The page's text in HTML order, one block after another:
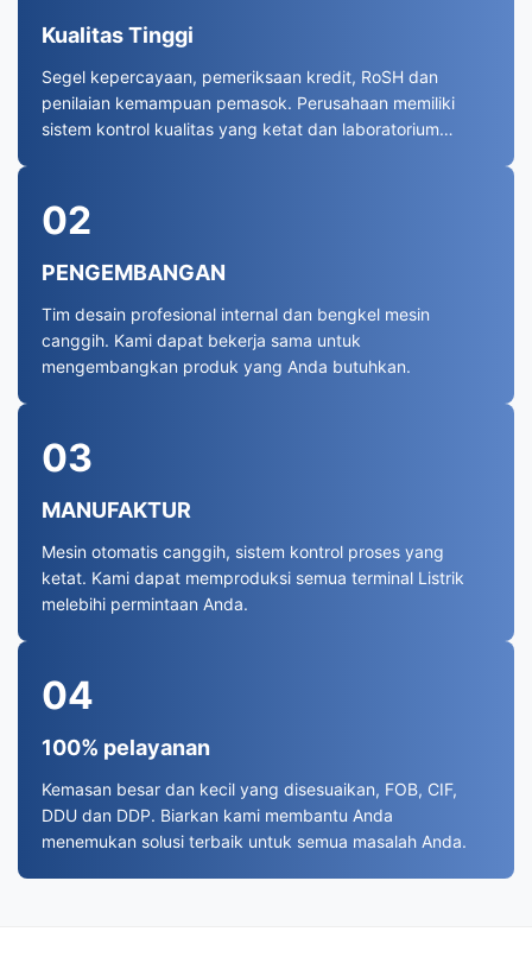
Kualitas Tinggi
Segel kepercayaan, pemeriksaan kredit, RoSH dan
penilaian kemampuan pemasok. Perusahaan memiliki
sistem kontrol kualitas yang ketat dan laboratorium
02
PENGEMBANGAN
Tim desain profesional internal dan bengkel mesin
canggih. Kami dapat bekerja sama untuk
mengembangkan produk yang Anda butuhkan.
03
MANUFAKTUR
Mesin otomatis canggih, sistem kontrol proses yang
ketat. Kami dapat memproduksi semua terminal Listrik
melebihi permintaan Anda.
04
100% pelayanan
Kemasan besar dan kecil yang disesuaikan, FOB, CIF,
DDU dan DDP. Biarkan kami membantu Anda
menemukan solusi terbaik untuk semua masalah Anda.